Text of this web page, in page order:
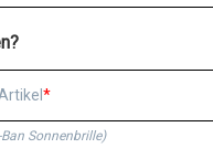
Sonnenbrille)